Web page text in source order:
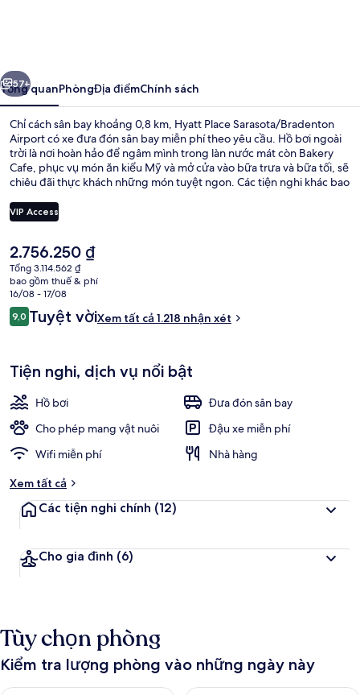
Tiếp
57+
Tổng quanPhòngĐịa điểmChính sách
Chỉ cách sân bay khoảng 0,8 km, Hyatt Place Sarasota/Bradenton
Airport có xe đưa đón sân bay miễn phí theo yêu cầu. Hồ bơi ngoài
trời là nơi hoàn hảo để ngâm mình trong làn nước mát còn Bakery
Cafe, phục vụ món ăn kiểu Mỹ và mở cửa vào bữa trưa và bữa tối, sẽ
chiêu đãi thực khách những món tuyệt ngon. Các tiện nghi khác bao
Nhân viên nhiệt tình và vị trí gần sân bay là những điều ghi dấu ấn
trong lòng du khách.
VIP Access
Giá
hiện
tại
là
2.756.250 ₫
2.756.250 ₫
Tổng 3.114.562 ₫
bao gồm thuế & phí
16/08 - 17/08
Nhận
xét
9,09,0 trên 10,
Tuyệt vờiXem tất cả 1.218 nhận xét
Tiện nghi, dịch vụ nổi bật
Hồ bơi
Đưa đón sân bay
Cho phép mang vật nuôi
Đậu xe miễn phí
Wifi miễn phí
Nhà hàng
Xem tất cả
Các tiện nghi chính (12)
Cho gia đình (6)
Tùy chọn phòng
Kiểm tra lượng phòng vào những ngày này